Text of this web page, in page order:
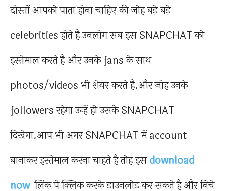
दोस्तों आपको पाता होना चाहिए की जोह बड़े बड़े
celebrities होते है उनलोग सब इस SNAPCHAT को
इस्तेमाल करते है और उनके fans के साथ
photos/videos भी शेयर करते है.और जोह उनके
followers रहेगा उन्हें ही उसके SNAPCHAT
दिखेगा.आप भी अगर SNAPCHAT में account
बानाकर इस्तेमाल करना चाहते है तोह इसdownload
nowलिंक पे क्लिक करके डाउनलोड कर सकते है और निचे